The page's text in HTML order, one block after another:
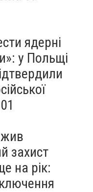
ядерні
у Польщі
захист
на рік: